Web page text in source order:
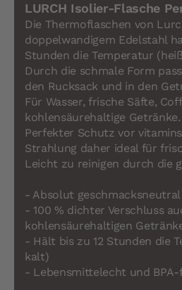
LURCH Isolier-Flasche
Die Thermoflaschen von
doppelwandigem Edelstahl
Stunden die Temperatur
Durch die schmale Form
den Rucksack und in den
Für Wasser, frische Säfte,
kohlensäurehaltige Getränke.
Perfekter Schutz vor
Strahlung daher ideal für
Leicht zu reinigen durch die
- Absolut geschmacksneutral
- 100 % dichter Verschluss
kohlensäurehaltigen
- Hält bis zu 12 Stunden die
kalt)
- Lebensmittelecht und BPA-